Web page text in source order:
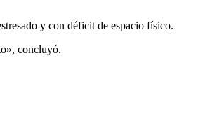
y con déficit de espacio físico.
concluyó.